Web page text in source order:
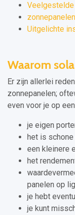
Veelgestelde
Uitgelichte
Waarom
Er zijn allerlei
zonnepanelen;
even voor je op
je eigen
het is
een kleinere
het
panelen op
je hebt
je kunt